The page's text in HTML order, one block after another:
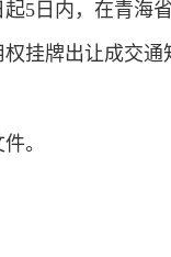
5日内，在青海
挂牌出让成交
。